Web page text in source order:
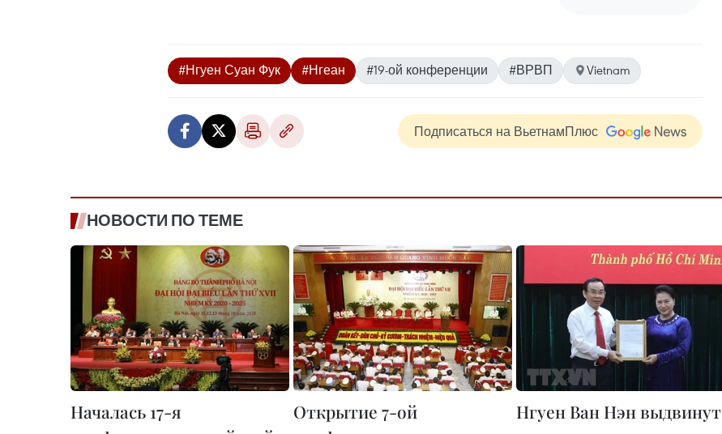
#Нгуен Суан Фук #Нгеан #19-ой конференции #ВРВП Vietnam
Подписаться на ВьетнамПлюс
НОВОСТИ ПО ТЕМЕ
Началась 17-я
Открытие 7-ой
Нгуен Ван Нэн выдвинут